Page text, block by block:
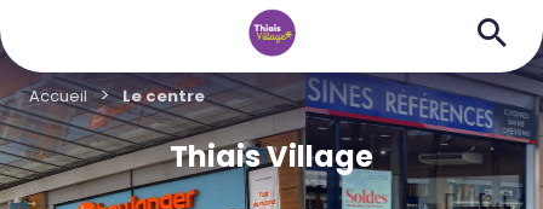
Accueil Le centre
Thiais Village